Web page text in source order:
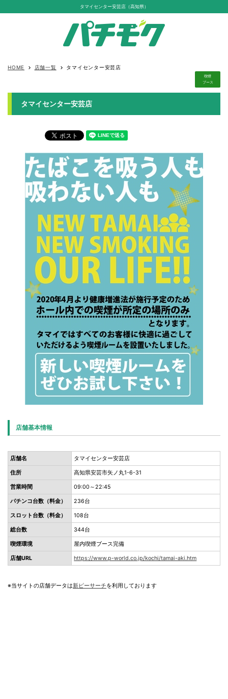
タマイセンター安芸店（高知県）
HOME keyboard_arrow_right 店舗一覧 keyboard_arrow_right タマイセンター安芸店
喫煙
ブース
タマイセンター安芸店
店舗基本情報
店舗名 タマイセンター安芸店
住所 高知県安芸市矢ノ丸1-6-31
営業時間 09:00～22:45
パチンコ台数（料金） 236台
スロット台数（料金） 108台
総台数 344台
喫煙環境 屋内喫煙ブース完備
店舗URL https://www.p-world.co.jp/kochi/tamai-aki.htm
※当サイトの店舗データは新ピーサーチを利用しております